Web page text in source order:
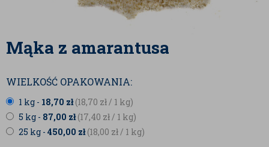
Mąka z amarantusa
WIELKOŚĆ OPAKOWANIA:
1 kg - 18,70 zł(18,70 zł / 1 kg)
5 kg - 87,00 zł(17,40 zł / 1 kg)
25 kg - 450,00 zł(18,00 zł / 1 kg)